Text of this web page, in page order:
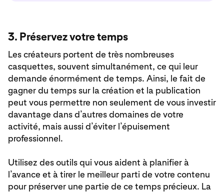
3. Préservez votre temps
Les créateurs portent de très nombreuses
casquettes, souvent simultanément, ce qui leur
demande énormément de temps. Ainsi, le fait de
gagner du temps sur la création et la publication
peut vous permettre non seulement de vous investir
davantage dans d’autres domaines de votre
activité, mais aussi d’éviter l’épuisement
professionnel.
Utilisez des outils qui vous aident à planifier à
l’avance et à tirer le meilleur parti de votre contenu
pour préserver une partie de ce temps précieux. La